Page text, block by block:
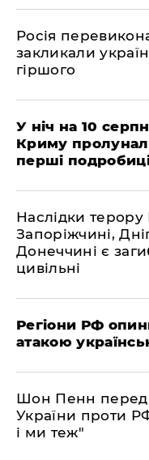
Росія
закликали
гіршого
У ніч на 10
Криму
перші
Наслідки терору
Запоріжчині,
Донеччині є
цивільні
Регіони РФ
атакою
Шон Пенн
України проти
і ми теж"